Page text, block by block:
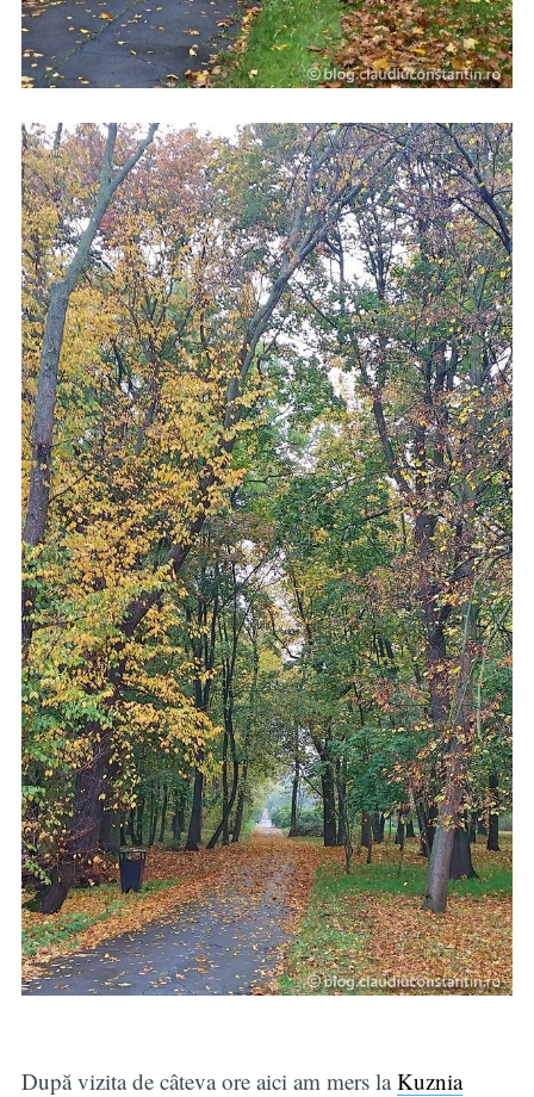
După vizita de câteva ore aici am mers laKuznia